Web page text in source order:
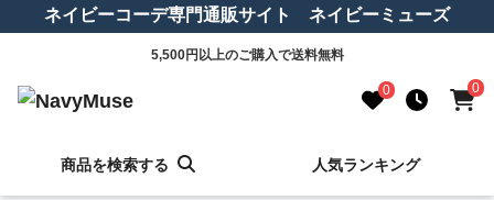
ネイビーコーデ専門通販サイト ネイビーミューズ
5,500円以上のご購入で送料無料
0 0
商品を検索する 人気ランキング